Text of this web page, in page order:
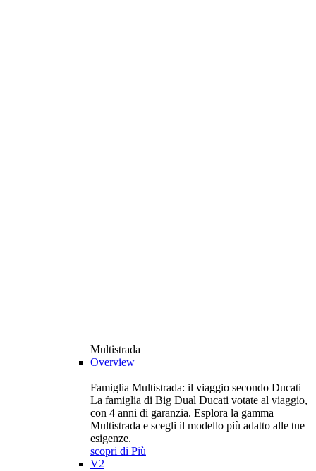
Multistrada
Overview
Famiglia Multistrada: il viaggio secondo Ducati
La famiglia di Big Dual Ducati votate al viaggio,
con 4 anni di garanzia. Esplora la gamma
Multistrada e scegli il modello più adatto alle tue
esigenze.
scopri di Più
V2